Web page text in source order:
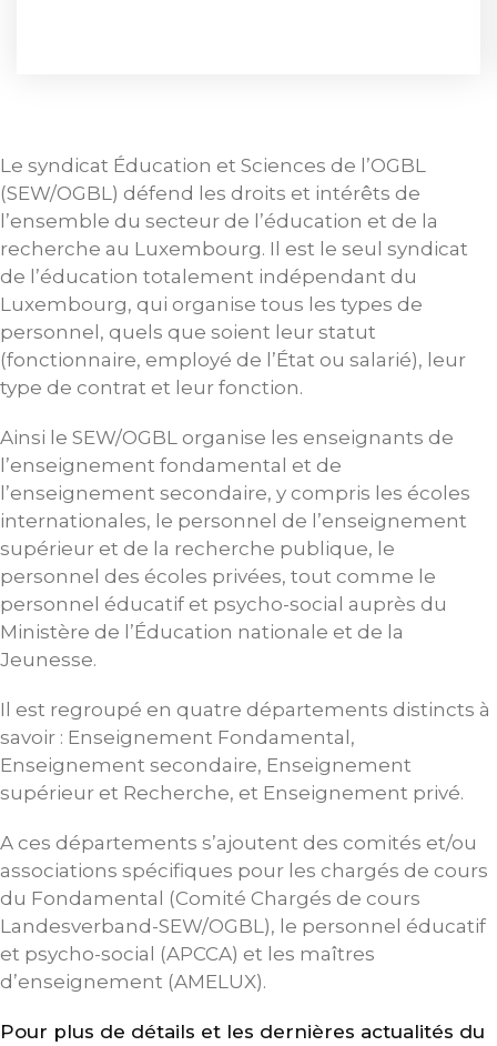
Le syndicat Éducation et Sciences de l’OGBL
(SEW/OGBL) défend les droits et intérêts de
l’ensemble du secteur de l’éducation et de la
recherche au Luxembourg. Il est le seul syndicat
de l’éducation totalement indépendant du
Luxembourg, qui organise tous les types de
personnel, quels que soient leur statut
(fonctionnaire, employé de l’État ou salarié), leur
type de contrat et leur fonction.
Ainsi le SEW/OGBL organise les enseignants de
l’enseignement fondamental et de
l’enseignement secondaire, y compris les écoles
internationales, le personnel de l’enseignement
supérieur et de la recherche publique, le
personnel des écoles privées, tout comme le
personnel éducatif et psycho-social auprès du
Ministère de l’Éducation nationale et de la
Jeunesse.
Il est regroupé en quatre départements distincts à
savoir : Enseignement Fondamental,
Enseignement secondaire, Enseignement
supérieur et Recherche, et Enseignement privé.
A ces départements s’ajoutent des comités et/ou
associations spécifiques pour les chargés de cours
du Fondamental (Comité Chargés de cours
Landesverband-SEW/OGBL), le personnel éducatif
et psycho-social (APCCA) et les maîtres
d’enseignement (AMELUX).
Pour plus de détails et les dernières actualités du